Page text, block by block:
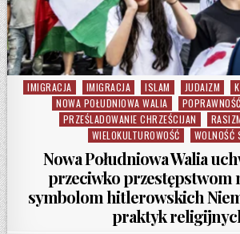
Posted in
IMIGRACJA IMIGRACJA ISLAM JUDAIZM
NOWA POŁUDNIOWA WALIA
PRZEŚLADOWANIE CHRZEŚCIJAN
WIELOKULTUROWOŚĆ
WOLNOŚĆ
Nowa Południowa Walia
przeciwko przestępstwom
symbolom hitlerowskich
praktyk